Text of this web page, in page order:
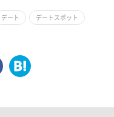
デート デートスポット